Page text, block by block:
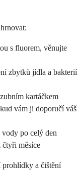
s fluorem, věnujte
zbytků jídla a bakterií
kartáčkem
vám ji doporučí váš
po celý den
čtyři měsíce
prohlídky a čištění